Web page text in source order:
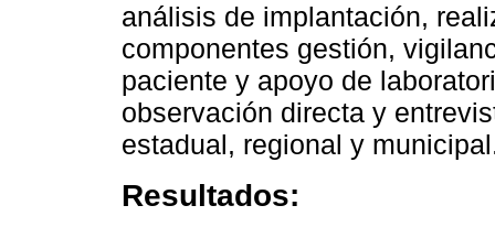
análisis de implantación,
componentes gestión,
paciente y apoyo de
observación directa y
estadual, regional y
Resultados: